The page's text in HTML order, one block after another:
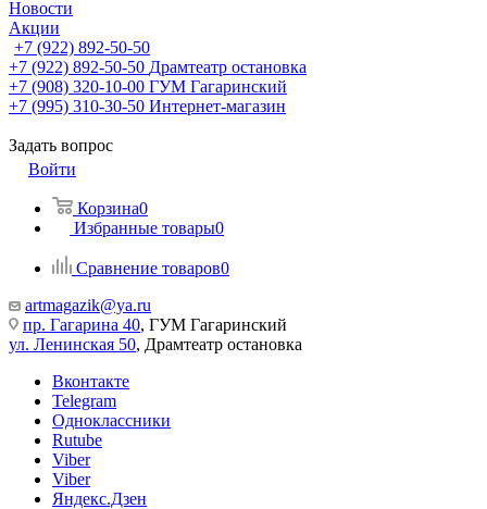
Новости
Акции
+7 (922) 892-50-50
+7 (922) 892-50-50 Драмтеатр остановка
+7 (908) 320-10-00 ГУМ Гагаринский
+7 (995) 310-30-50 Интернет-магазин
Задать вопрос
Войти
Корзина0
Избранные товары0
Сравнение товаров0
artmagazik@ya.ru
пр. Гагарина 40, ГУМ Гагаринский
ул. Ленинская 50, Драмтеатр остановка
Вконтакте
Telegram
Одноклассники
Rutube
Viber
Viber
Яндекс.Дзен